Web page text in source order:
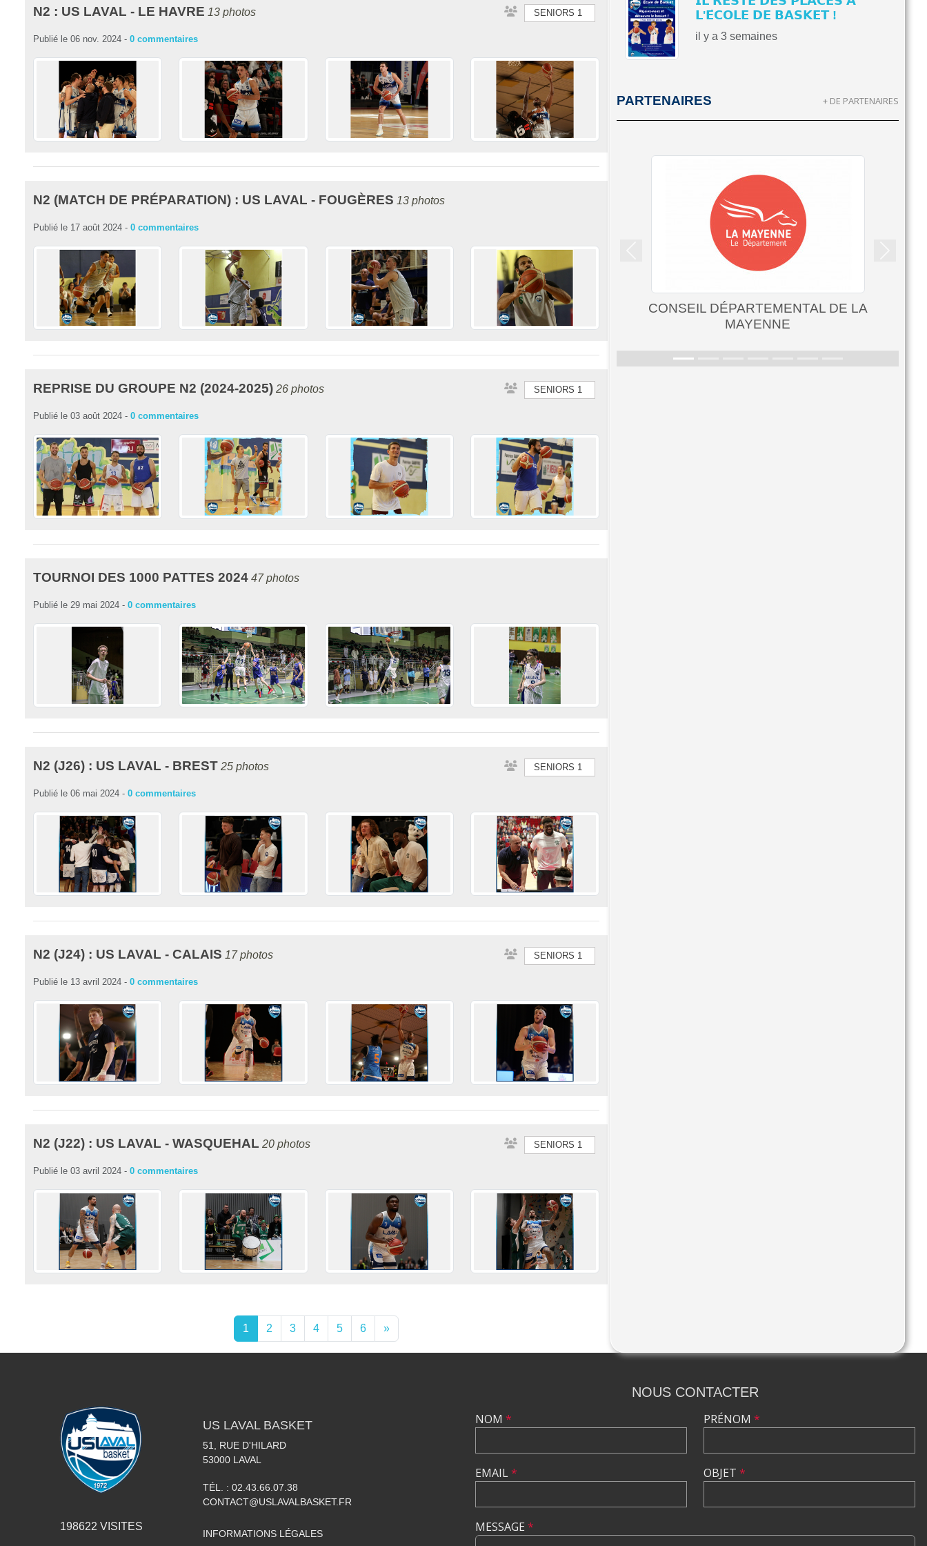
N2 : US LAVAL - LE HAVRE 13 photos SENIORS 1
Publié le 06 nov. 2024 - 0 commentaires
N2 (MATCH DE PRÉPARATION) : US LAVAL - FOUGÈRES 13 photos
Publié le 17 août 2024 - 0 commentaires
REPRISE DU GROUPE N2 (2024-2025) 26 photos SENIORS 1
Publié le 03 août 2024 - 0 commentaires
TOURNOI DES 1000 PATTES 2024 47 photos
Publié le 29 mai 2024 - 0 commentaires
N2 (J26) : US LAVAL - BREST 25 photos SENIORS 1
Publié le 06 mai 2024 - 0 commentaires
N2 (J24) : US LAVAL - CALAIS 17 photos SENIORS 1
Publié le 13 avril 2024 - 0 commentaires
N2 (J22) : US LAVAL - WASQUEHAL 20 photos SENIORS 1
Publié le 03 avril 2024 - 0 commentaires
1 2 3 4 5 6 »
𝗟'𝗘́𝗖𝗢𝗟𝗘 𝗗𝗘 𝗕𝗔𝗦𝗞𝗘𝗧 !
il y a 3 semaines
PARTENAIRES
CONSEIL DÉPARTEMENTAL DE LA
MAYENNE
KRYS LAVAL
+ DE PARTENAIRES
198622 VISITES
US LAVAL BASKET
51, RUE D'HILARD
53000 LAVAL
TÉL. : 02.43.66.07.38
CONTACT@USLAVALBASKET.FR
INFORMATIONS LÉGALES
NOUS CONTACTER
NOM *
EMAIL*
PRÉNOM *
OBJET *
MESSAGE *